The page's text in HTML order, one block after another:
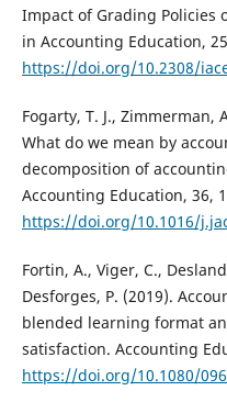
Impact of Grading Policies
in Accounting Education,
https://doi.org/10.2308/
Fogarty, T. J., Zimmerman,
What do we mean by
decomposition of
Accounting Education, 36,
https://doi.org/10.1016/
Fortin, A., Viger, C.,
Desforges, P. (2019).
blended learning format
satisfaction. Accounting
https://doi.org/10.1080/